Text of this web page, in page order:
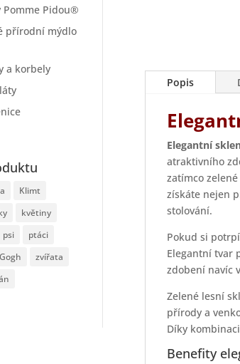
Pomme Pidou®
přírodní mýdlo
a korbely
Klimt
květiny
psi
ptáci
zvířata
Popis
Elegantní
atraktivního
zatímco
získáte nejen
stolování.
Pokud si
Elegantní tvar
zdobení navíc
Zelené lesní
přírody a
Díky
Benefity